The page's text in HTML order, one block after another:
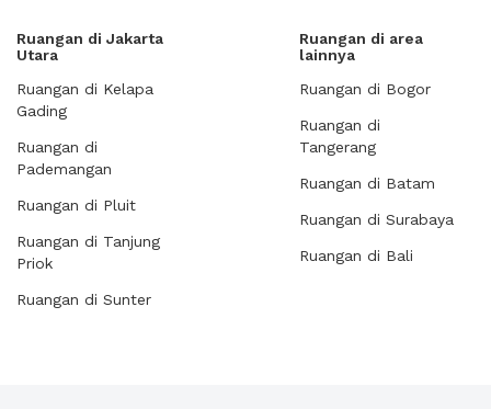
Ruangan di Jakarta
Utara
Ruangan di Kelapa
Gading
Ruangan di
Pademangan
Ruangan di Pluit
Ruangan di Tanjung
Priok
Ruangan di Sunter
Ruangan di area
lainnya
Ruangan di Bogor
Ruangan di
Tangerang
Ruangan di Batam
Ruangan di Surabaya
Ruangan di Bali